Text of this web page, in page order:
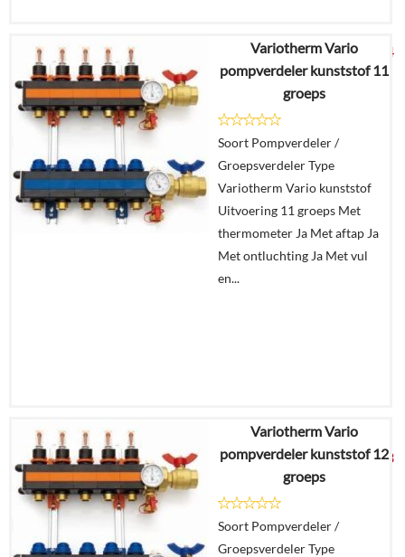
€1.154,34
winkelmand
Variotherm Vario
pompverdeler kunststof 11
groeps
Soort Pompverdeler /
Groepsverdeler Type
Variotherm Vario kunststof
Uitvoering 11 groeps Met
thermometer Ja Met aftap Ja
Met ontluchting Ja Met vul
en...
€1.445,54
€1.089,93
Variotherm Vario
pompverdeler kunststof 12
groeps
Soort Pompverdeler /
Groepsverdeler Type